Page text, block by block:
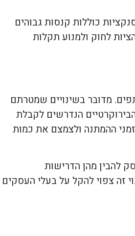
כוללות קנסות גבוהים
לחוק ולמנוע תקלות
מדובר בשינויים שמטרתם
הנדרשים לקבלת
ההמתנה ולצמצם את כמות
להבין מהן הדרישות
זה צפוי להקל על בעלי העסקים